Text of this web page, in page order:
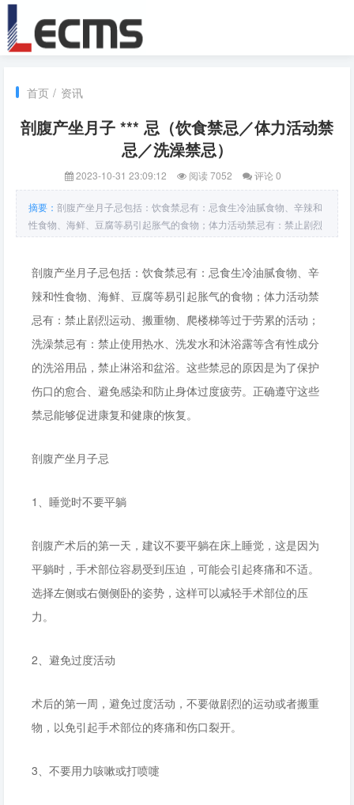
首页 / 资讯
剖腹产坐月子 *** 忌（饮食禁忌／体力活动禁
忌／洗澡禁忌）
2023-10-31 23:09:12 阅读 7052 评论 0
摘要： 剖腹产坐月子忌包括：饮食禁忌有：忌食生冷油腻食物、辛辣和
性食物、海鲜、豆腐等易引起胀气的食物；体力活动禁忌有：禁止剧烈
运动、搬重物、爬楼梯等过于劳累的活动；洗澡禁忌有：禁止使用热
禁忌的原因是为了
剖腹产坐月子忌包括：饮食禁忌有：忌食生冷油腻食物、辛
辣和性食物、海鲜、豆腐等易引起胀气的食物；体力活动禁
忌有：禁止剧烈运动、搬重物、爬楼梯等过于劳累的活动；
洗澡禁忌有：禁止使用热水、洗发水和沐浴露等含有性成分
的洗浴用品，禁止淋浴和盆浴。这些禁忌的原因是为了保护
伤口的愈合、避免感染和防止身体过度疲劳。正确遵守这些
禁忌能够促进康复和健康的恢复。
剖腹产坐月子忌
1、睡觉时不要平躺
剖腹产术后的第一天，建议不要平躺在床上睡觉，这是因为
平躺时，手术部位容易受到压迫，可能会引起疼痛和不适。
选择左侧或右侧侧卧的姿势，这样可以减轻手术部位的压
力。
2、避免过度活动
术后的第一周，避免过度活动，不要做剧烈的运动或者搬重
物，以免引起手术部位的疼痛和伤口裂开。
3、不要用力咳嗽或打喷嚏